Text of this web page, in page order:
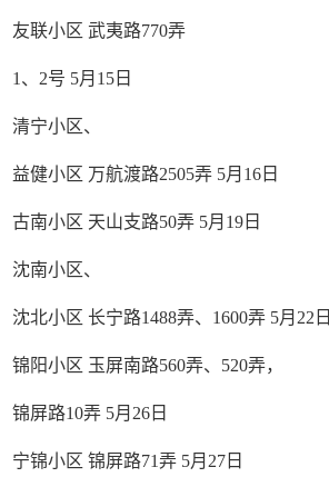
友联小区 武夷路770弄
1、2号 5月15日
清宁小区、
益健小区 万航渡路2505弄 5月16日
古南小区 天山支路50弄 5月19日
沈南小区、
沈北小区 长宁路1488弄、1600弄 5月22日
锦阳小区 玉屏南路560弄、520弄，
锦屏路10弄 5月26日
宁锦小区 锦屏路71弄 5月27日